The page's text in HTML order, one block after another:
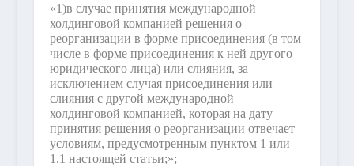
«1)в случае принятия международной
холдинговой компанией решения о
реорганизации в форме присоединения (в том
числе в форме присоединения к ней другого
юридического лица) или слияния, за
исключением случая присоединения или
слияния с другой международной
холдинговой компанией, которая на дату
принятия решения о реорганизации отвечает
условиям, предусмотренным пунктом 1 или
1.1 настоящей статьи;»;